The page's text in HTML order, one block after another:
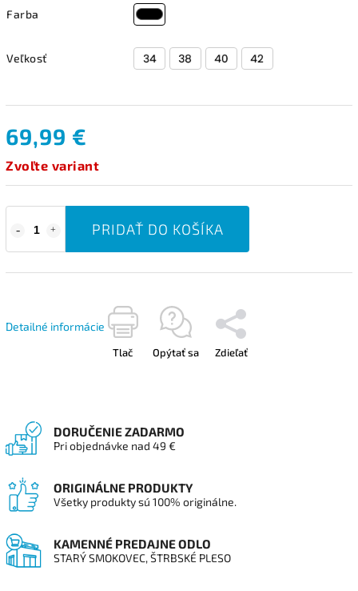
Farba
Veľkosť
69,99 €
Zvoľte variant
PRIDAŤ DO KOŠÍKA
Detailné informácie
Tlač Opýtať sa Zdieľať
DORUČENIE ZADARMO
Pri objednávke nad 49 €
ORIGINÁLNE PRODUKTY
Všetky produkty sú 100% originálne.
KAMENNÉ PREDAJNE ODLO
STARÝ SMOKOVEC, ŠTRBSKÉ PLESO